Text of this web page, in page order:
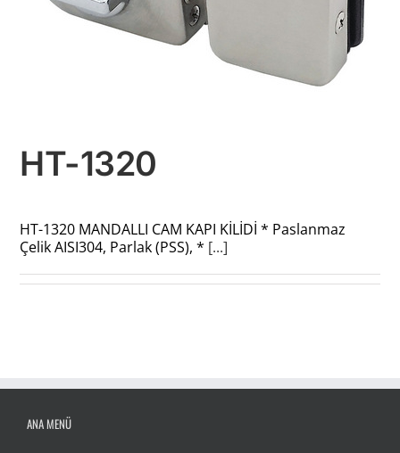
HT-1320
HT-1320 MANDALLI CAM KAPI KİLİDİ * Paslanmaz
Çelik AISI304, Parlak (PSS), * [...]
ANA MENÜ